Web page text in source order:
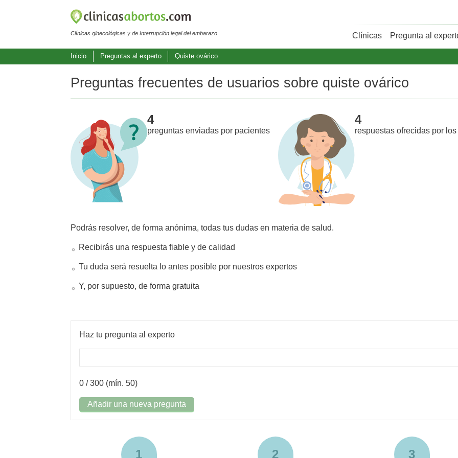
Clínicas ginecológicas y de Interrupción legal del embarazo Clínicas Pregunta al
Inicio Preguntas al experto Quiste ovárico
Preguntas frecuentes de usuarios sobre quiste ovárico
4
preguntas enviadas por pacientes
4
respuestas ofrecidas por
Podrás resolver, de forma anónima, todas tus dudas en materia de salud.
Recibirás una respuesta fiable y de calidad
Tu duda será resuelta lo antes posible por nuestros expertos
Y, por supuesto, de forma gratuita
Haz tu pregunta al experto
0 / 300 (mín. 50)
Añadir una nueva pregunta
1 2 3